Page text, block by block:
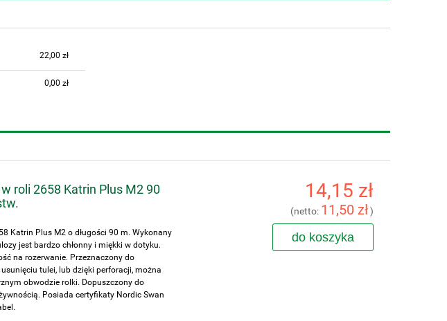
22,00 zł
0,00 zł
roli 2658 Katrin Plus M2 90
Katrin Plus M2 o długości 90 m. Wykonany
jest bardzo chłonny i miękki w dotyku.
na rozerwanie. Przeznaczony do
tulei, lub dzięki perforacji, można
obwodzie rolki. Dopuszczony do
Posiada certyfikaty Nordic Swan
14,15 zł
(netto: 11,50 zł)
do koszyka